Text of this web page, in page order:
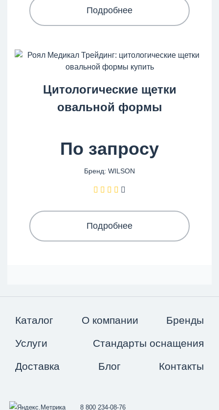
Подробнее
Цитологические щетки
овальной формы
По запросу
Бренд: WILSON
Подробнее
Каталог О компании Бренды
Услуги Стандарты оснащения
Доставка Блог Контакты
8 800 234-08-76